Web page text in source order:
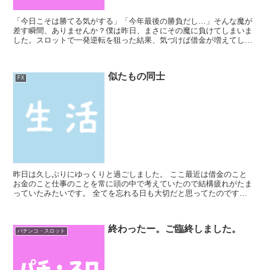
「今日こそは勝てる気がする」「今年最後の勝負だし…」そんな魔が
差す瞬間、ありませんか？僕は昨日、まさにその魔に負けてしまいま
した。スロットで一発逆転を狙った結果、気づけば借金が増えてしま
FX 似たもの同士
昨日は久しぶりにゆっくりと過ごしました。 ここ最近は借金のこと
お金のこと仕事のことを常に頭の中で考えていたので結構疲れがたま
っていたみたいです。 全てを忘れる日も大切だと思ってたのですが
パチンコ・スロット 終わったー。ご臨終しました。